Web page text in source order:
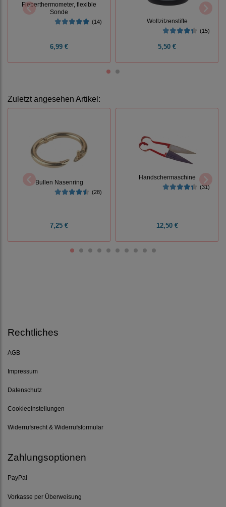
Fieberthermometer, flexible
Sonde
(14)
6,99 €
Wollzitzenstifte
(15)
5,50 €
Zuletzt angesehen Artikel:
Bullen Nasenring
(28)
7,25 €
Handschermaschine
(31)
12,50 €
Rechtliches
AGB
Impressum
Datenschutz
Cookieeinstellungen
Widerrufsrecht & Widerrufsformular
Zahlungsoptionen
PayPal
Vorkasse per Überweisung